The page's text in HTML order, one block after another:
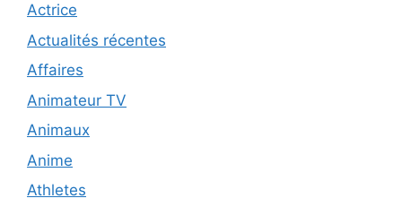
Actrice
Actualités récentes
Affaires
Animateur TV
Animaux
Anime
Athletes